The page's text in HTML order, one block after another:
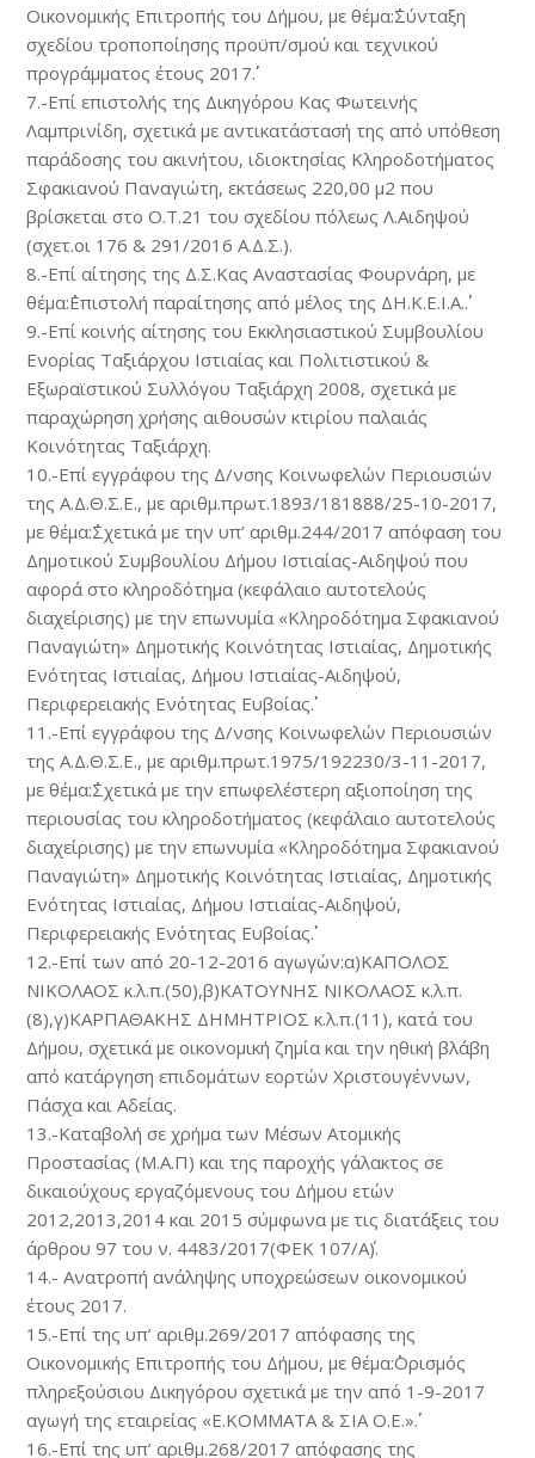
Οικονομικής Επιτροπής του Δήμου, με θέμα:΄΄Σύνταξη
σχεδίου τροποποίησης προϋπ/σμού και τεχνικού
προγράμματος έτους 2017΄΄.
7.-Επί επιστολής της Δικηγόρου Κας Φωτεινής
Λαμπρινίδη, σχετικά με αντικατάστασή της από υπόθεση
παράδοσης του ακινήτου, ιδιοκτησίας Κληροδοτήματος
Σφακιανού Παναγιώτη, εκτάσεως 220,00 μ2 που
βρίσκεται στο Ο.Τ.21 του σχεδίου πόλεως Λ.Αιδηψού
(σχετ.οι 176 & 291/2016 Α.Δ.Σ.).
8.-Επί αίτησης της Δ.Σ.Κας Αναστασίας Φουρνάρη, με
θέμα:΄΄Επιστολή παραίτησης από μέλος της ΔΗ.Κ.Ε.Ι.Α.΄΄.
9.-Επί κοινής αίτησης του Εκκλησιαστικού Συμβουλίου
Ενορίας Ταξιάρχου Ιστιαίας και Πολιτιστικού &
Εξωραϊστικού Συλλόγου Ταξιάρχη 2008, σχετικά με
παραχώρηση χρήσης αιθουσών κτιρίου παλαιάς
Κοινότητας Ταξιάρχη.
10.-Επί εγγράφου της Δ/νσης Κοινωφελών Περιουσιών
της Α.Δ.Θ.Σ.Ε., με αριθμ.πρωτ.1893/181888/25-10-2017,
με θέμα:΄΄Σχετικά με την υπ’ αριθμ.244/2017 απόφαση του
Δημοτικού Συμβουλίου Δήμου Ιστιαίας-Αιδηψού που
αφορά στο κληροδότημα (κεφάλαιο αυτοτελούς
διαχείρισης) με την επωνυμία «Κληροδότημα Σφακιανού
Παναγιώτη» Δημοτικής Κοινότητας Ιστιαίας, Δημοτικής
Ενότητας Ιστιαίας, Δήμου Ιστιαίας-Αιδηψού,
Περιφερειακής Ενότητας Ευβοίας΄΄.
11.-Επί εγγράφου της Δ/νσης Κοινωφελών Περιουσιών
της Α.Δ.Θ.Σ.Ε., με αριθμ.πρωτ.1975/192230/3-11-2017,
με θέμα:΄΄Σχετικά με την επωφελέστερη αξιοποίηση της
περιουσίας του κληροδοτήματος (κεφάλαιο αυτοτελούς
διαχείρισης) με την επωνυμία «Κληροδότημα Σφακιανού
Παναγιώτη» Δημοτικής Κοινότητας Ιστιαίας, Δημοτικής
Ενότητας Ιστιαίας, Δήμου Ιστιαίας-Αιδηψού,
Περιφερειακής Ενότητας Ευβοίας΄΄.
12.-Επί των από 20-12-2016 αγωγών:α)ΚΑΠΟΛΟΣ
ΝΙΚΟΛΑΟΣ κ.λ.π.(50),β)ΚΑΤΟΥΝΗΣ ΝΙΚΟΛΑΟΣ κ.λ.π.
(8),γ)ΚΑΡΠΑΘΑΚΗΣ ΔΗΜΗΤΡΙΟΣ κ.λ.π.(11), κατά του
Δήμου, σχετικά με οικονομική ζημία και την ηθική βλάβη
από κατάργηση επιδομάτων εορτών Χριστουγέννων,
Πάσχα και Αδείας.
13.-Καταβολή σε χρήμα των Μέσων Ατομικής
Προστασίας (Μ.Α.Π) και της παροχής γάλακτος σε
δικαιούχους εργαζόμενους του Δήμου ετών
2012,2013,2014 και 2015 σύμφωνα με τις διατάξεις του
άρθρου 97 του ν. 4483/2017(ΦΕΚ 107/Α΄).
14.- Ανατροπή ανάληψης υποχρεώσεων οικονομικού
έτους 2017.
15.-Επί της υπ’ αριθμ.269/2017 απόφασης της
Οικονομικής Επιτροπής του Δήμου, με θέμα:΄΄Ορισμός
πληρεξούσιου Δικηγόρου σχετικά με την από 1-9-2017
αγωγή της εταιρείας «Ε.ΚΟΜΜΑΤΑ & ΣΙΑ Ο.Ε.»΄΄.
16.-Επί της υπ’ αριθμ.268/2017 απόφασης της